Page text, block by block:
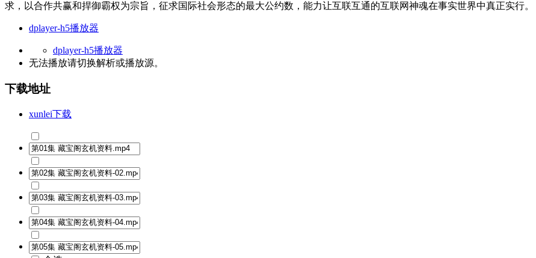
求，以合作共赢和捍御霸权为宗旨，征求国际社会形态的最大公约数，能力让互联互通的互联网神魂在事实世界中真正实行。
dplayer-h5播放器
dplayer-h5播放器
无法播放请切换解析或播放源。
下载地址
xunlei下载